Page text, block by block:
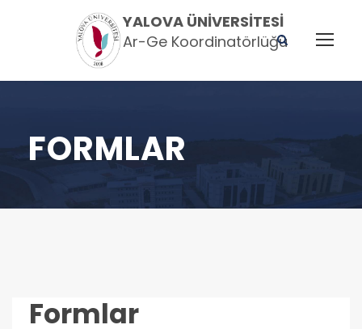
YALOVA ÜNIVERSITESI
Ar-Ge Koordinatörlüğü
FORMLAR
Formlar